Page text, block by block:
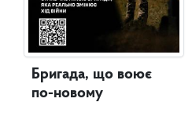
Бригада, що воює
по-новому